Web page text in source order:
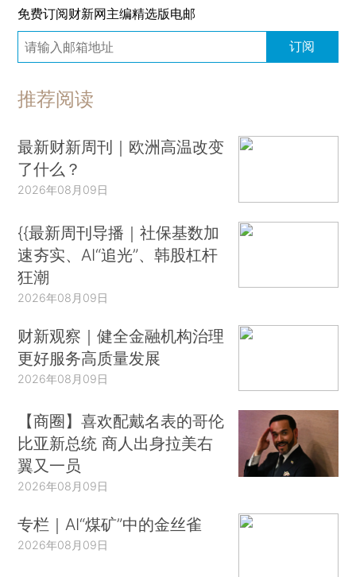
免费订阅财新网主编精选版电邮
订阅
推荐阅读
最新财新周刊｜欧洲高温改变
了什么？
2026年08月09日
{{最新周刊导播｜社保基数加
速夯实、AI“追光”、韩股杠杆
狂潮
2026年08月09日
财新观察｜健全金融机构治理
更好服务高质量发展
2026年08月09日
【商圈】喜欢配戴名表的哥伦
比亚新总统 商人出身拉美右
翼又一员
2026年08月09日
专栏｜AI“煤矿”中的金丝雀
2026年08月09日